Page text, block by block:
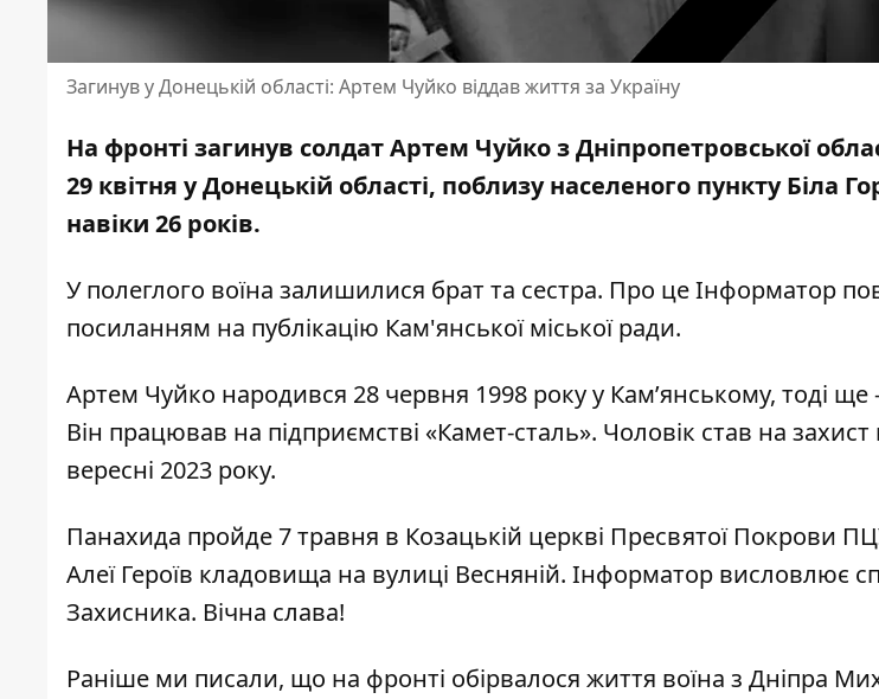
Загинув у Донецькій області: Артем Чуйко віддав життя за Україну
На фронті загинув солдат Артем Чуйко з Дніпропетровської
29 квітня у Донецькій області, поблизу населеного пункту Біла
навіки 26 років.
У полеглого воїна залишилися брат та сестра. Про це Інформатор
посиланням на публікацію Кам'янської міської ради.
Артем Чуйко народився 28 червня 1998 року у Кам’янському, тоді ще
Він працював на підприємстві «Камет-сталь». Чоловік став на
вересні 2023 року.
Панахида пройде 7 травня в Козацькій церкві Пресвятої Покрови
Алеї Героїв кладовища на вулиці Весняній. Інформатор висловлює
Захисника. Вічна слава!
Раніше ми писали, що на фронті обірвалося життя воїна з Дніпра